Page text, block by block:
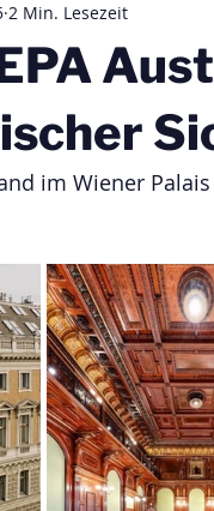
2 Min. Lesezeit
im Wiener